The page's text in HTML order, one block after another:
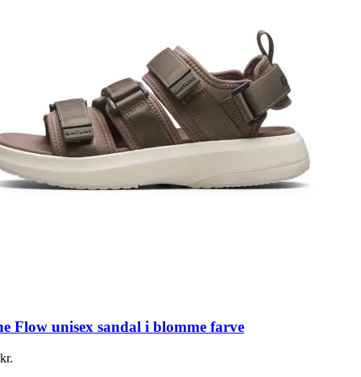
Flow unisex sandal i blomme farve
kr.